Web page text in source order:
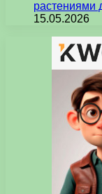
растениями
15.05.2026